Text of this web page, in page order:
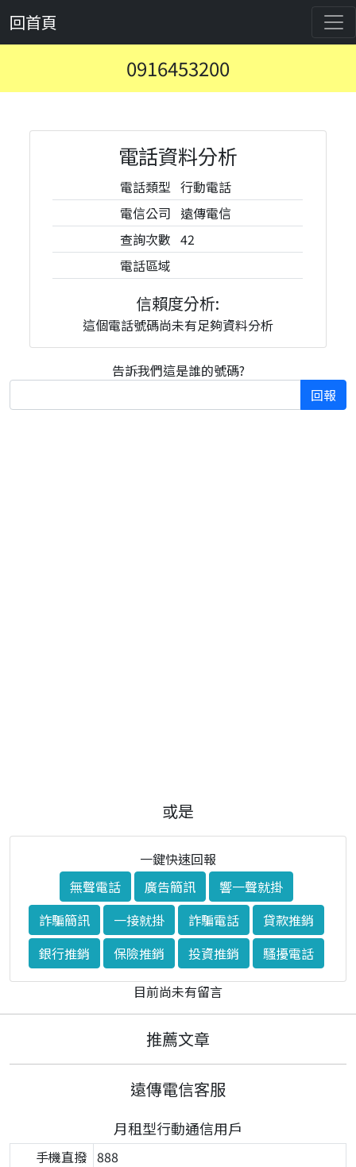
回首頁
0916453200
電話資料分析
電話類型 行動電話
電信公司 遠傳電信
查詢次數 42
電話區域
信賴度分析:
這個電話號碼尚未有足夠資料分析
告訴我們這是誰的號碼?
回報
或是
一鍵快速回報
無聲電話
廣告簡訊
響一聲就掛
詐騙簡訊
一接就掛 詐騙電話
貸款推銷
銀行推銷
保險推銷 投資推銷
騷擾電話
目前尚未有留言
推薦文章
遠傳電信客服
月租型行動通信用戶
手機直撥 888